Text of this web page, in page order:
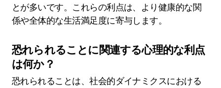
とが多いです。これらの利点は、より健康的な関
係や全体的な生活満足度に寄与します。
恐れられることに関連する心理的な利点
は何か？
恐れられることは、社会的ダイナミクスにおける